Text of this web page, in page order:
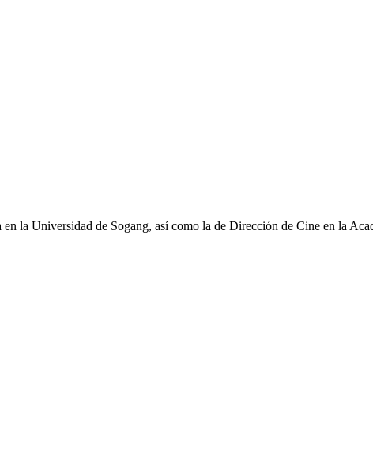
la Universidad de Sogang, así como la de Dirección de Cine en la